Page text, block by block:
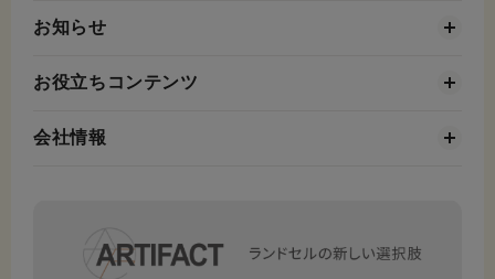
お知らせ
お役立ちコンテンツ
会社情報